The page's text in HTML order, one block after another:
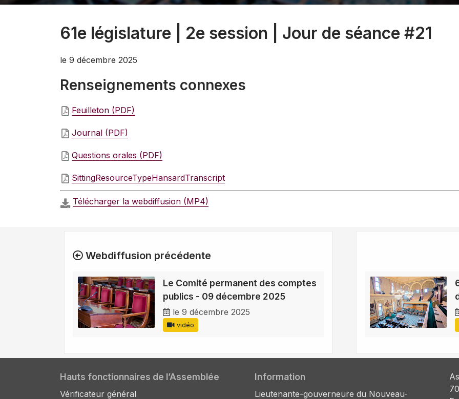
61e législature | 2e session | Jour de séance #21
le 9 décembre 2025
Renseignements connexes
Feuilleton (PDF)
Journal (PDF)
Questions orales (PDF)
SittingResourceTypeHansardTranscript
Télécharger la webdiffusion (MP4)
Webdiffusion précédente
Le Comité permanent des comptes
publics - 09 décembre 2025
le 9 décembre 2025
vidéo
Hauts fonctionnaires de l’Assemblée
Vérificateur général
Information
Lieutenante-gouverneure du Nouveau-